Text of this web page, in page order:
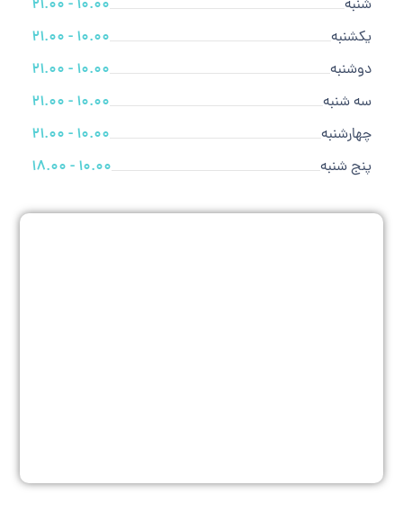
شنبه
10.00 - 21.00
یکشنبه
10.00 - 21.00
دوشنبه
10.00 - 21.00
سه شنبه
10.00 - 21.00
چهارشنبه
10.00 - 21.00
پنج شنبه
10.00 - 18.00